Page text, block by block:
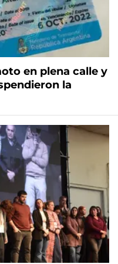
en plena calle y
la